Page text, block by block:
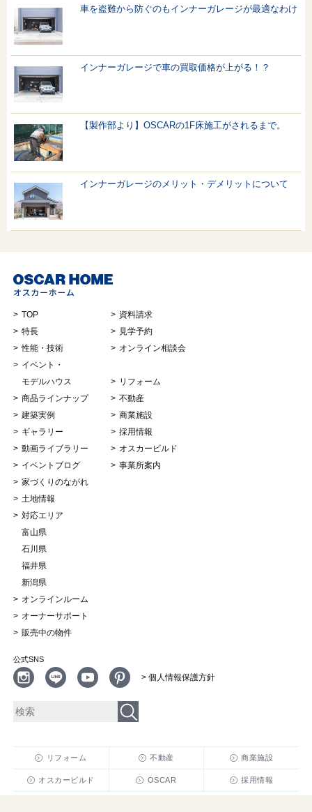
車を盗難から防ぐのもインナーガレージが最適なわけ
インナーガレージで車の買取価格が上がる！？
【製作部より】OSCARの1F床施工がされるまで。
インナーガレージのメリット・デメリットについて
TOP
特長
性能・技術
イベント・
モデルハウス
商品ラインナップ
建築実例
ギャラリー
動画ライブラリー
イベントブログ
家づくりのながれ
土地情報
対応エリア
富山県
石川県
福井県
新潟県
オンラインルーム
オーナーサポート
販売中の物件
資料請求
見学予約
オンライン相談会
リフォーム
不動産
商業施設
採用情報
オスカービルド
事業所案内
公式SNS
> 個人情報保護方針
リフォーム 不動産 商業施設
オスカービルド OSCAR 採用情報